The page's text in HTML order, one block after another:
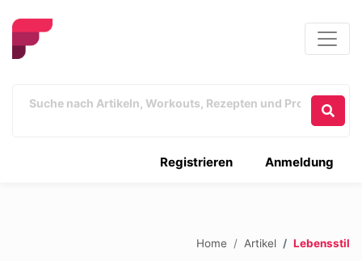
Anmeldung
Registrieren
Home Artikel Lebensstil